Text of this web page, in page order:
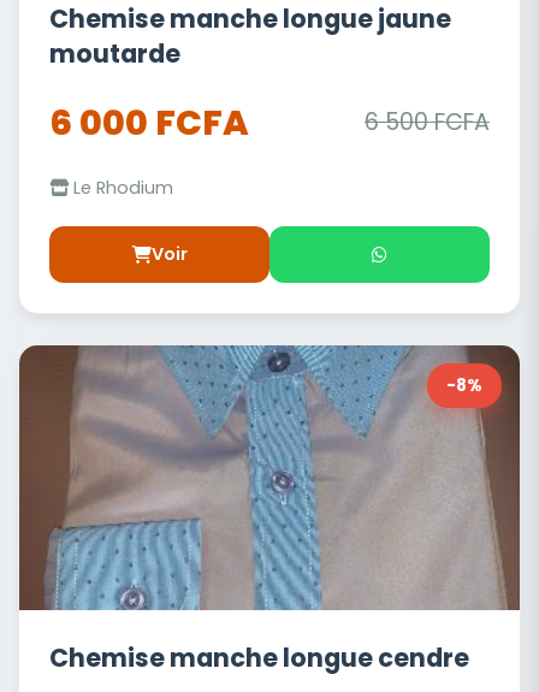
Chemise manche longue jaune
moutarde
6 000 FCFA 6 500 FCFA
Le Rhodium
Voir
-8%
Chemise manche longue cendre